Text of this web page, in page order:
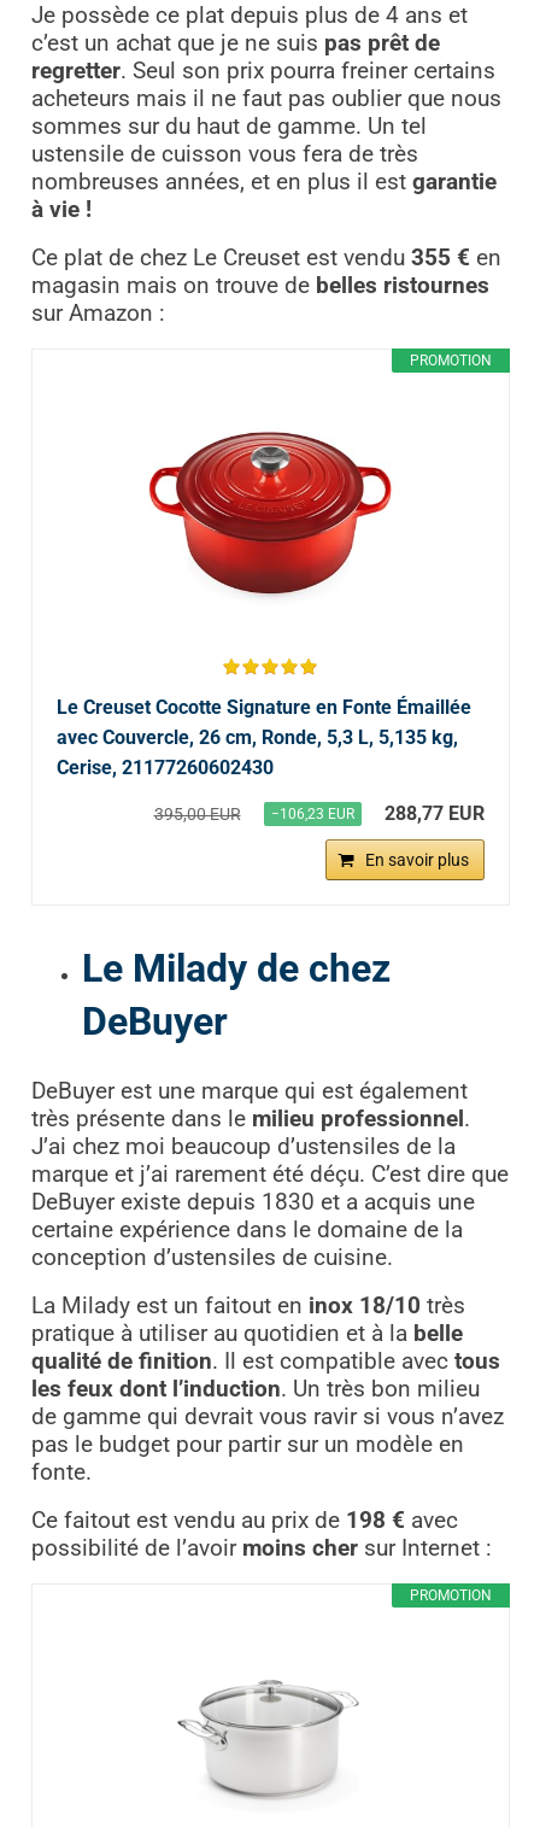
Je possède ce plat depuis plus de 4 ans et
c’est un achat que je ne suis pas prêt de
regretter. Seul son prix pourra freiner certains
acheteurs mais il ne faut pas oublier que nous
sommes sur du haut de gamme. Un tel
ustensile de cuisson vous fera de très
nombreuses années, et en plus il est garantie
à vie !
Ce plat de chez Le Creuset est vendu 355 € en
magasin mais on trouve de belles ristournes
sur Amazon :
PROMOTION
Le Creuset Cocotte Signature en Fonte Émaillée
avec Couvercle, 26 cm, Ronde, 5,3 L, 5,135 kg,
Cerise, 21177260602430
395,00 EUR −106,23 EUR 288,77 EUR
En savoir plus
Le Milady de chez
DeBuyer
DeBuyer est une marque qui est également
très présente dans le milieu professionnel .
J’ai chez moi beaucoup d’ustensiles de la
marque et j’ai rarement été déçu. C’est dire que
DeBuyer existe depuis 1830 et a acquis une
certaine expérience dans le domaine de la
conception d’ustensiles de cuisine.
La Milady est un faitout en inox 18/10 très
pratique à utiliser au quotidien et à la belle
qualité de finition. Il est compatible avec tous
les feux dont l’induction. Un très bon milieu
de gamme qui devrait vous ravir si vous n’avez
pas le budget pour partir sur un modèle en
fonte.
Ce faitout est vendu au prix de 198 € avec
possibilité de l’avoir moins chersur Internet :
PROMOTION